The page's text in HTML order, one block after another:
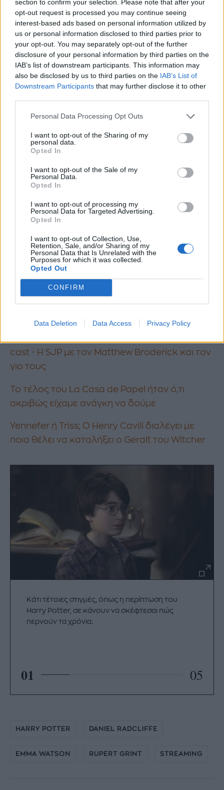
section to confirm your selection. Please note that after your
opt-out request is processed you may continue seeing
interest-based ads based on personal information utilized by
us or personal information disclosed to third parties prior to
your opt-out. You may separately opt-out of the further
disclosure of your personal information by third parties on the
IAB’s list of downstream participants. This information may
also be disclosed by us to third parties on the IAB’s List of
Downstream Participants that may further disclose it to other
Personal Data Processing Opt Outs
I want to opt-out of the Sharing of my
personal data.
Opted In
I want to opt-out of the Sale of my
Personal Data.
Opted In
I want to opt-out of processing my
Personal Data for Targeted Advertising.
Opted In
I want to opt-out of Collection, Use,
Retention, Sale, and/or Sharing of my
Personal Data that Is Unrelated with the
Purposes for which it was collected.
Opted Out
CONFIRM
Data Deletion Data Access Privacy Policy
αναλάβει ανά διαστήματα εικονικούς ρόλους.
Ανάμεσά τους η Helena Bonham Carter
(Bellatrix Lestrange), ο Tom Felton (Draco
Malfoy), η Robbie Coltrane (Hagrid), ο Ralph
Fiennes (Voldemort), ο Gary Oldman (Sirius
Black), η Imelda Staunton (Dolores
Umbridge), ο James και ο Oliver Phelps (Fred
and George Weasley), η Bonnie Wright (Ginny
Weasley), ο Matthew Lewis (Neville
Longbottom) και η Evanna Lynch (Luna
Lovegood).
cast - H SJP με τον Matthew Broderick και τον
γιο τους
Το τέλος του La Casa de Papel ήταν ό,τι
ακριβώς είχαμε ανάγκη να δούμε
Yennefer ή Triss; Ο Henry Cavill διαλέγει με
ποια θέλει να καταλήξει ο Geralt του Witcher
Κάτι τέτοιες στιγμές, όπως η περίπτωση του
Harry Potter, σε κάνουν να σκέφτεσαι πώς
περνούν τα χρόνια.
01 05
HARRY POTTER DANIEL RADCLIFFE
EMMA WATSON RUPERT GRINT STREAMING